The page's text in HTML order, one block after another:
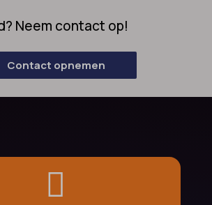
Neem contact op!
Contact opnemen
